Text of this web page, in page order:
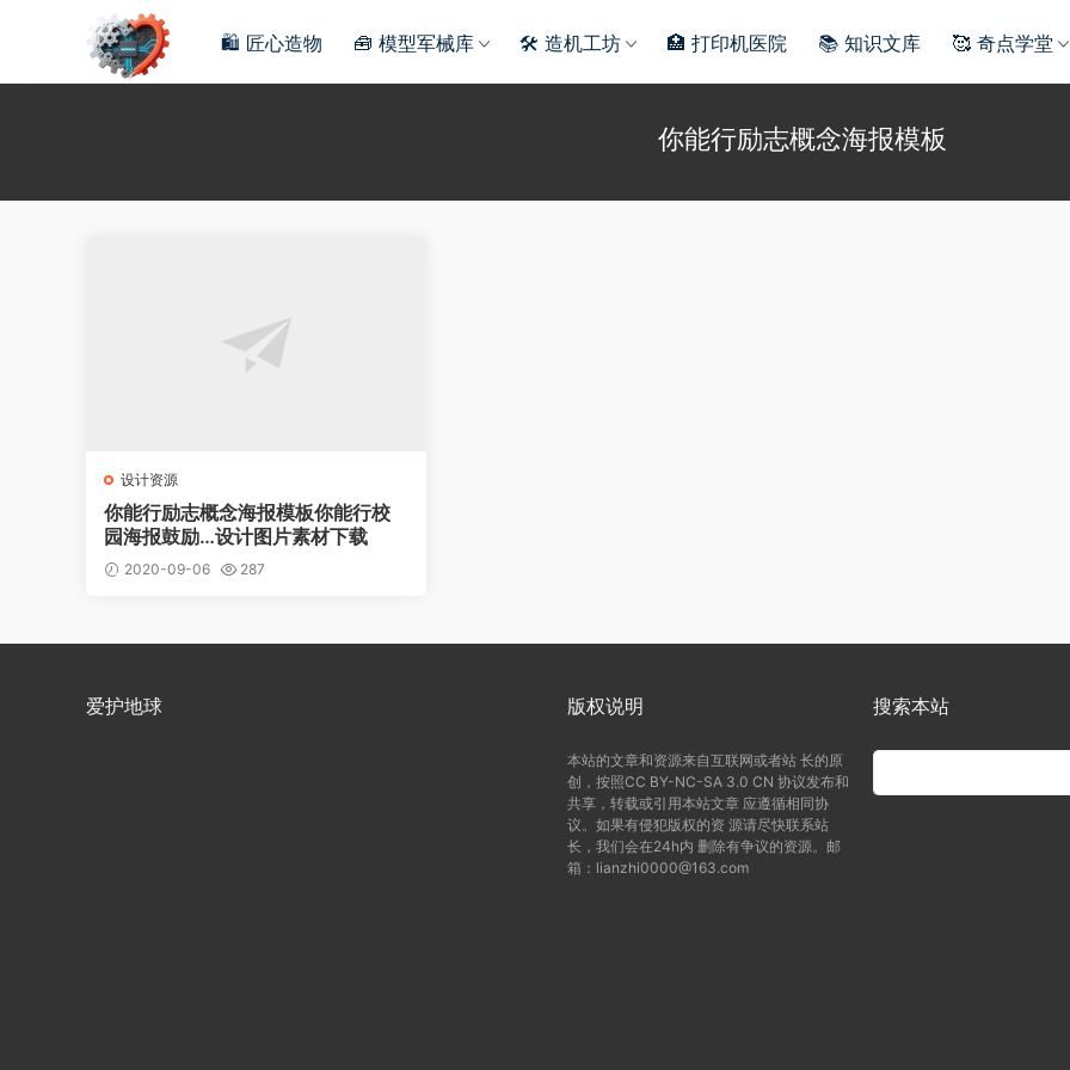
🛍️ 匠心造物 🧰 模型军械库 🛠️ 造机工坊 🏥 打印机医院 📚 知识文库 🥰 奇点学堂
你能行励志概念海报模板
设计资源
你能行励志概念海报模板你能行校
园海报鼓励…设计图片素材下载
2020-09-06 287
爱护地球 版权说明
本站的文章和资源来自互联网或者站 长的原
创，按照CC BY-NC-SA 3.0 CN 协议发布和
共享，转载或引用本站文章 应遵循相同协
议。如果有侵犯版权的资 源请尽快联系站
长，我们会在24h内 删除有争议的资源。邮
箱：lianzhi0000@163.com
搜索本站